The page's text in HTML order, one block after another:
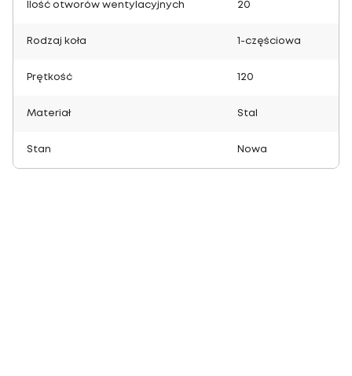
Ilość otworów wentylacyjnych 20
Rodzaj koła 1-częściowa
Prętkość 120
Materiał Stal
Stan Nowa